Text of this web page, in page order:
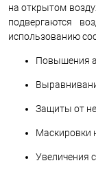
на открытом
подвергаются
использованию
Повышения
Защиты от
Маскировки
Увеличения